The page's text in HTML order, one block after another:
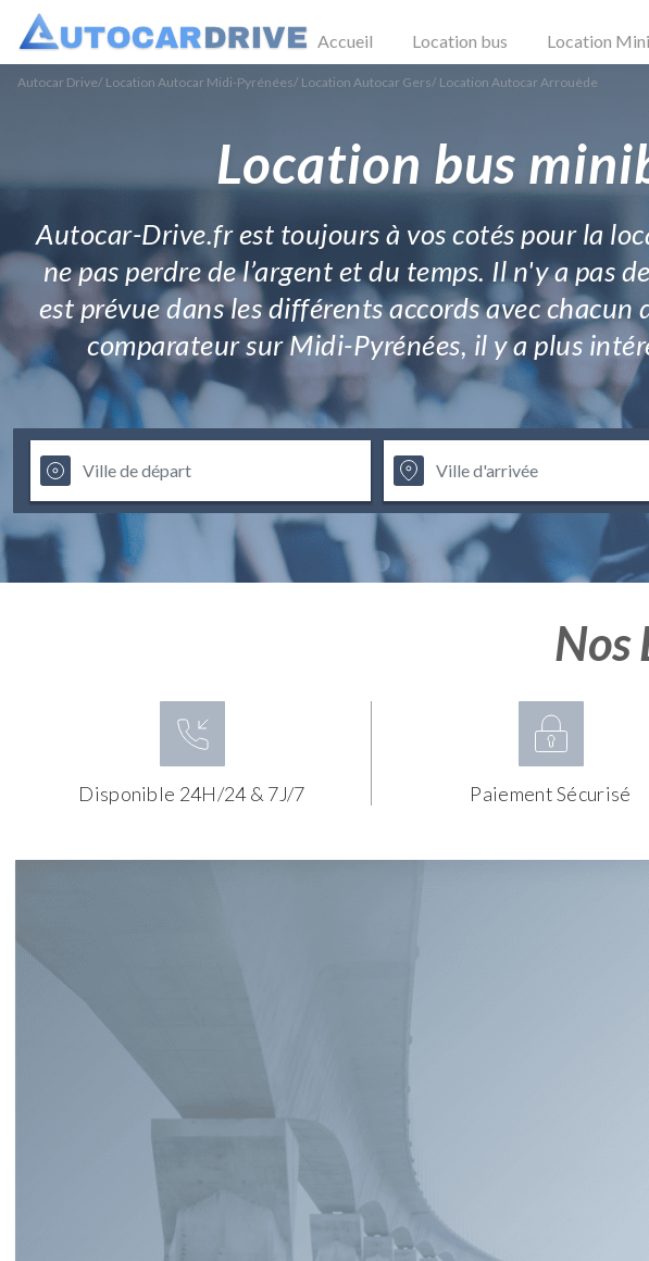
Accueil Location bus Location
Autocar Drive/ Location Autocar Midi-Pyrénées/ Location Autocar Gers/ Location Autocar Arrouède
Location bus
Autocar-Drive.fr est toujours à vos cotés pour la
ne pas perdre de l’argent et du temps. Il n'y a
est prévue dans les différents accords avec
comparateur sur Midi-Pyrénées, il y a plus
Nos
Disponible 24H/24 & 7J/7 Paiement Sécurisé